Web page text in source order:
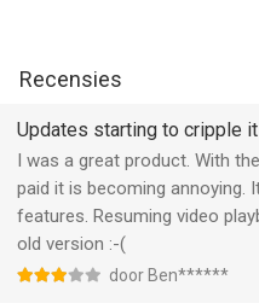
- Images: png, jpg, jpeg, bmp,
- Videos: mp4, mov, m4v,
mkv, asf, webm
- Audios: mp3, m4a, m4r,
- Plain Text: txt, php, cgi, asp,
- Rich Text: rtf, pdf
Recensies
Updates starting to cripple
I was a great product. With
paid it is becoming annoying.
features. Resuming video
old version :-(
door Ben******